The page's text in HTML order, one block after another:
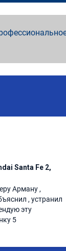
Santa Fe 2,
Арману ,
, устранил
эту
5